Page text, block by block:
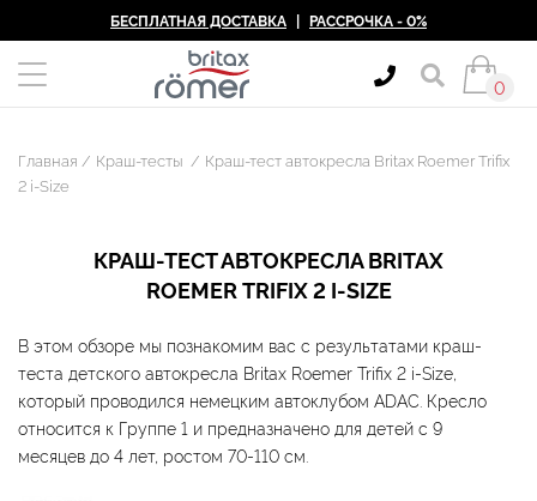
БЕСПЛАТНАЯ ДОСТАВКА | РАССРОЧКА - 0%
0
Главная Краш-тесты
Краш-тест автокресла Britax Roemer Trifix
2 i-Size
КРАШ-ТЕСТ АВТОКРЕСЛА BRITAX
ROEMER TRIFIX 2 I-SIZE
В этом обзоре мы познакомим вас с результатами краш-
теста детского автокресла Britax Roemer Trifix 2 i-Size,
который проводился немецким автоклубом ADAC. Кресло
относится к Группе 1 и предназначено для детей с 9
месяцев до 4 лет, ростом 70-110 см.